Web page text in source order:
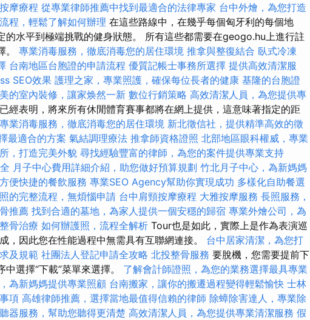
摩療程 從專業律師推薦中找到最適合的法律專家 台中外燴，為您打造
程，輕鬆了解如何辦理 在這些路線中，在幾乎每個匈牙利的每個地
的水平到極端挑戰的健身狀態。 所有這些都需要在geogo.hu上進行註
。 專業消毒服務，徹底消毒您的居住環境 推拿與整復結合 臥式冷凍
台南地區台胞證的申請流程 優質記帳士事務所選擇 提供高效清潔服
SEO效果 護理之家，專業照護，確保每位長者的健康 基隆的台胞證
的室內裝修，讓家焕然一新 數位行銷策略 高效清潔人員，為您提供專
經表明，將來所有休閒體育賽事都將在網上提供，這意味著指定的距
專業消毒服務，徹底消毒您的居住環境 新北徵信社，提供精準高效的徵
最適合的方案 氣結調理療法 推拿師資格證照 北部地區眼科權威，專業
，打造完美外貌 尋找經驗豐富的律師，為您的案件提供專業支持
月子中心費用詳細介紹，助您做好預算規劃 竹北月子中心，為新媽媽
便快捷的餐飲服務 專業SEO Agency幫助你實現成功 多樣化自助餐選
的完整流程，無煩惱申請 台中肩頸按摩療程 大雅按摩服務 長照服務，
推薦 找到合適的墓地，為家人提供一個安穩的歸宿 專業外燴公司，為
骨治療 如何辦護照，流程全解析 Tour也是如此，實際上是作為表演巡
，因此您在性能過程中無需具有互聯網連接。 台中居家清潔，為您打
及規範 社團法人登記申請全攻略 北投整骨服務 要脫機，您需要提前下
選擇“下載”菜單來選擇。 了解會計師證照，為您的業務選擇最具專業
為新媽媽提供專業照顧 台南搬家，讓你的搬遷過程變得輕鬆愉快 士林
項 高雄律師推薦，選擇當地最值得信賴的律師 除蟑除害達人，專業除
器服務，幫助您聽得更清楚 高效清潔人員，為您提供專業清潔服務 假